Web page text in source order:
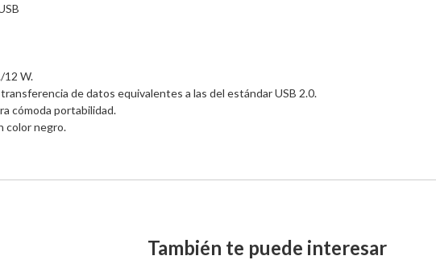
12 W.
de datos equivalentes a las del estándar USB 2.0.
cómoda portabilidad.
color negro.
También te puede interesar